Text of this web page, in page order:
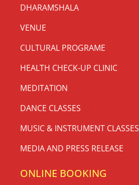
DHARAMSHALA
VENUE
CULTURAL PROGRAME
HEALTH CHECK-UP CLINIC
MEDITATION
DANCE CLASSES
MUSIC & INSTRUMENT CLASSES
MEDIA AND PRESS RELEASE
ONLINE BOOKING